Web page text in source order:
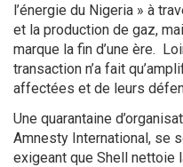
l’énergie du Nigeria » à
et la production de gaz,
marque la fin d’une ère.
transaction n’a fait
affectées et de leurs
Une quarantaine
Amnesty International, se
exigeant que Shell nettoie